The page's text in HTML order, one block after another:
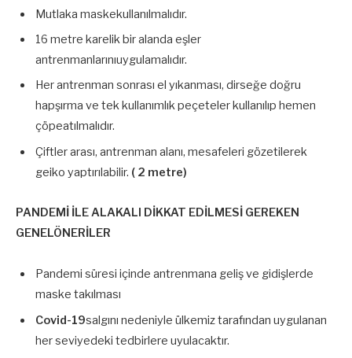
Mutlaka maskekullanılmalıdır.
16 metre karelik bir alanda eşler
antrenmanlarınıuygulamalıdır.
Her antrenman sonrası el yıkanması, dirseğe doğru
hapşırma ve tek kullanımlık peçeteler kullanılıp hemen
çöpeatılmalıdır.
Çiftler arası, antrenman alanı, mesafeleri gözetilerek
geiko yaptırılabilir. ( 2 metre)
PANDEMİ İLE ALAKALI DİKKAT EDİLMESİ GEREKEN
GENELÖNERİLER
Pandemi süresi içinde antrenmana geliş ve gidişlerde
maske takılması
Covid-19salgını nedeniyle ülkemiz tarafından uygulanan
her seviyedeki tedbirlere uyulacaktır.